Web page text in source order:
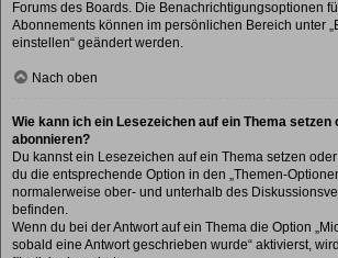
Forums des Boards. Die Benachrichtigungsoptionen
Abonnements können im persönlichen Bereich unter
einstellen“ geändert werden.
Nach oben
Wie kann ich ein Lesezeichen auf ein Thema setzen
abonnieren?
Du kannst ein Lesezeichen auf ein Thema setzen
du die entsprechende Option in den „Themen-
normalerweise ober- und unterhalb des
befinden.
Wenn du bei der Antwort auf ein Thema die Option
sobald eine Antwort geschrieben wurde“ aktivierst,